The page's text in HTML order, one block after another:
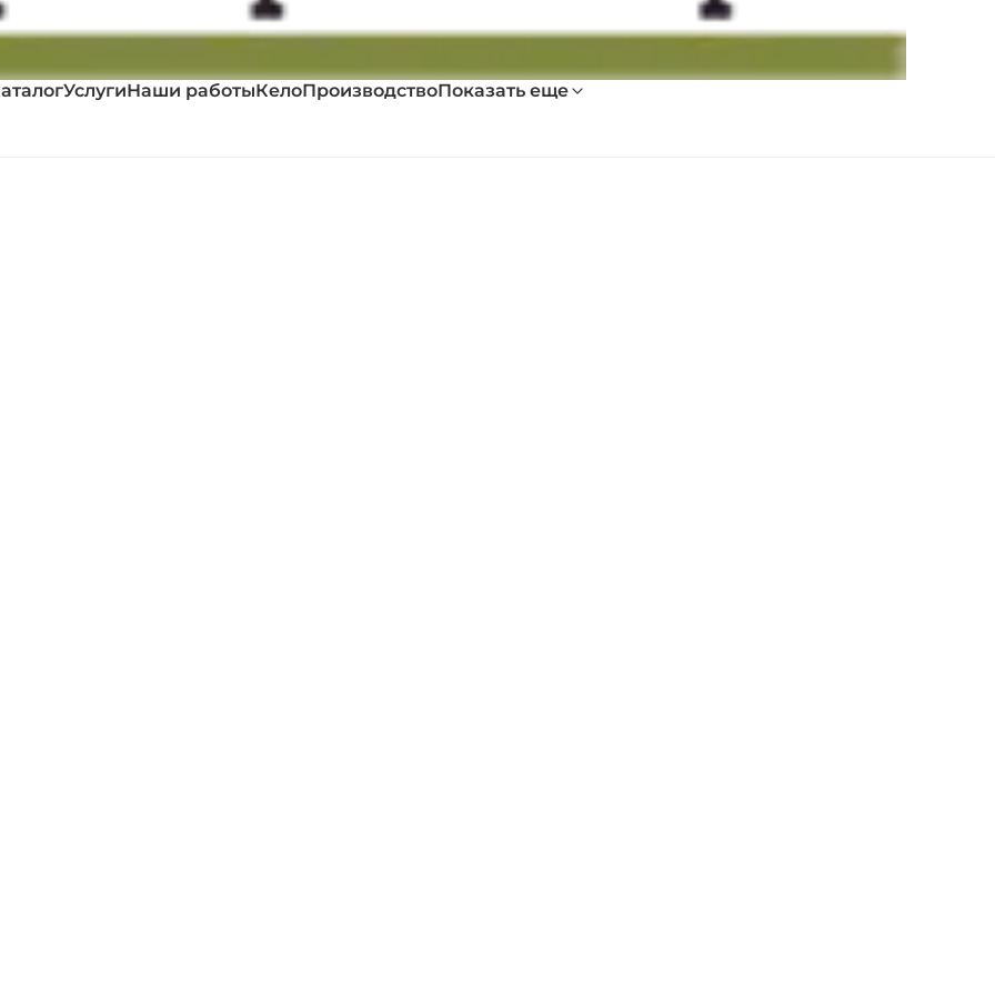
УслугиНаши работыКелоПроизводствоПоказать еще